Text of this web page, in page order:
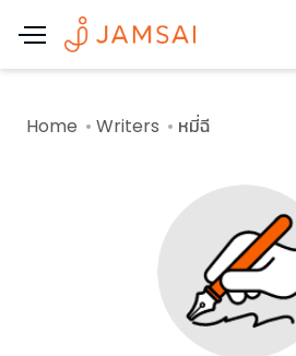
Home Writers หมี่ฉี